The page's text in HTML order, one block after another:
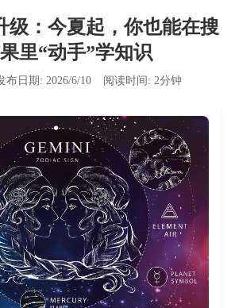
级：今夏起，你也能在搜
里“动手”学知识
布日期: 2026/6/10 阅读时间: 2分钟